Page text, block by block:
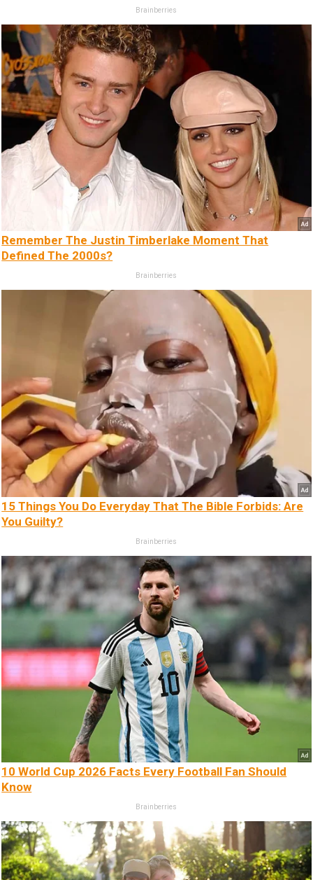
Brainberries
Remember The Justin Timberlake Moment That
Defined The 2000s?
Brainberries
15 Things You Do Everyday That The Bible Forbids: Are
You Guilty?
Brainberries
10 World Cup 2026 Facts Every Football Fan Should
Know
Brainberries